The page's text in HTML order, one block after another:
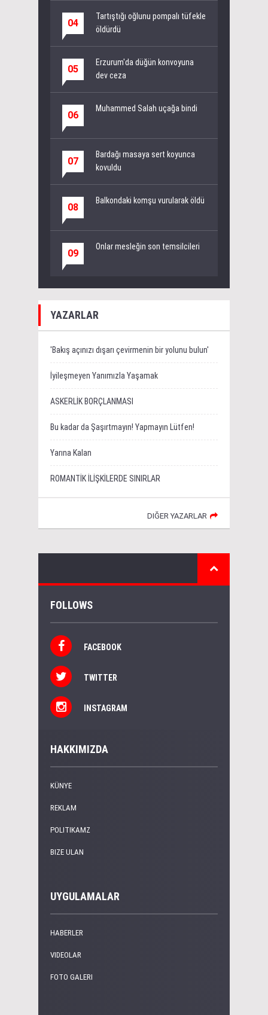
04
Tartıştığı oğlunu pompalı tüfekle
öldürdü
05
Erzurum'da düğün konvoyuna
dev ceza
06
Muhammed Salah uçağa bindi
07
Bardağı masaya sert koyunca
kovuldu
08
Balkondaki komşu vurularak öldü
09
Onlar mesleğin son temsilcileri
YAZARLAR
'Bakış açınızı dışarı çevirmenin bir yolunu bulun'
İyileşmeyen Yanımızla Yaşamak
ASKERLİK BORÇLANMASI
Bu kadar da Şaşırtmayın! Yapmayın Lütfen!
Yarına Kalan
ROMANTİK İLİŞKİLERDE SINIRLAR
DIĞER YAZARLAR
FOLLOWS
FACEBOOK
TWITTER
INSTAGRAM
HAKKIMIZDA
KÜNYE
REKLAM
POLITIKAMZ
BIZE ULAN
UYGULAMALAR
HABERLER
VIDEOLAR
FOTO GALERI